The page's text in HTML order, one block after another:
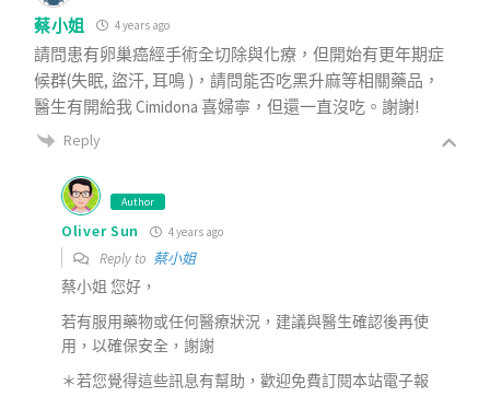
蔡小姐 4 years ago
請問患有卵巢癌經手術全切除與化療，但開始有更年期症
候群(失眠, 盜汗, 耳鳴 )，請問能否吃黑升麻等相關藥品，
醫生有開給我 Cimidona 喜婦寧，但還一直沒吃。謝謝!
Reply
Author
Oliver Sun 4 years ago
Reply to 蔡小姐
蔡小姐 您好，
若有服用藥物或任何醫療狀況，建議與醫生確認後再使
用，以確保安全，謝謝
＊若您覺得這些訊息有幫助，歡迎免費訂閱本站電子報